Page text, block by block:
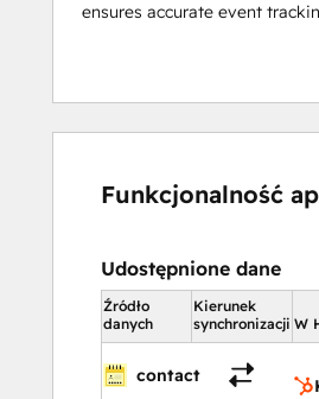
ensures accurate event
Funkcjonalność
Udostępnione dane
Źródło
danych
Kierunek
synchronizacji W
contact